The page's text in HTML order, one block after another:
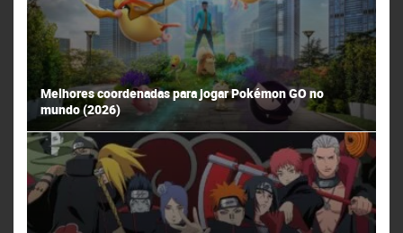
Melhores coordenadas para jogar Pokémon GO no
mundo (2026)